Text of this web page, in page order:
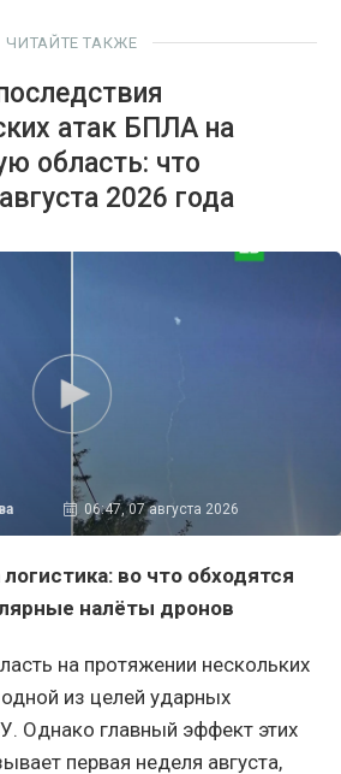
ЧИТАЙТЕ ТАКЖЕ
атак БПЛА на
область: что
2026 года
06:47, 07 августа 2026
во что обходятся
налёты дронов
на протяжении нескольких
из целей ударных
Однако главный эффект этих
первая неделя августа,